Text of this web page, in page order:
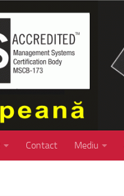
Contact Mediu